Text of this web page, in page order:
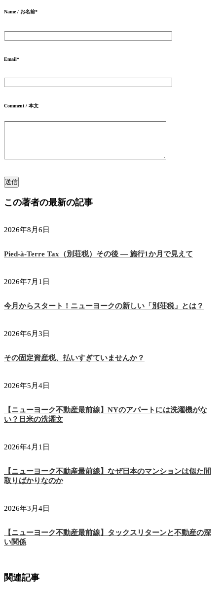
Name / お名前*
Email*
Comment / 本文
この著者の最新の記事
2026年8月6日
Pied-à-Terre Tax（別荘税）その後 ― 施行1か月で見えて
2026年7月1日
今月からスタート！ニューヨークの新しい「別荘税」とは？
2026年6月3日
その固定資産税、払いすぎていませんか？
2026年5月4日
【ニューヨーク不動産最前線】NYのアパートには洗濯機がな
い？日米の洗濯文
2026年4月1日
【ニューヨーク不動産最前線】なぜ日本のマンションは似た間
取りばかりなのか
2026年3月4日
【ニューヨーク不動産最前線】タックスリターンと不動産の深
い関係
関連記事